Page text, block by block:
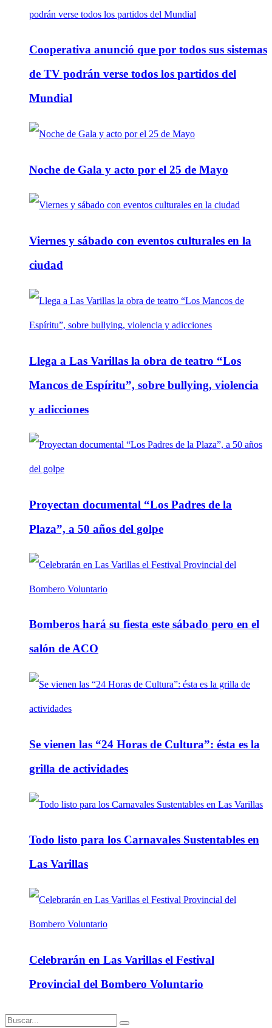
Cooperativa anunció que por todos sus sistemas
de TV podrán verse todos los partidos del
Mundial
Noche de Gala y acto por el 25 de Mayo
Viernes y sábado con eventos culturales en la
ciudad
Llega a Las Varillas la obra de teatro “Los
Mancos de Espíritu”, sobre bullying, violencia
y adicciones
Proyectan documental “Los Padres de la
Plaza”, a 50 años del golpe
Bomberos hará su fiesta este sábado pero en el
salón de ACO
Se vienen las “24 Horas de Cultura”: ésta es la
grilla de actividades
Todo listo para los Carnavales Sustentables en
Las Varillas
Celebrarán en Las Varillas el Festival
Provincial del Bombero Voluntario